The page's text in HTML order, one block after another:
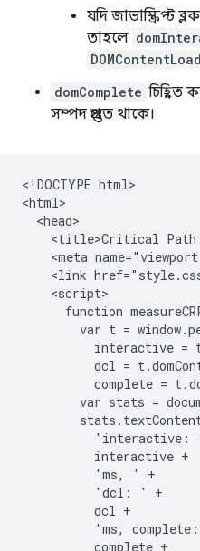
যদি জাভাস্ক্রিপ্ট
তাহলে
domComplete চিহ্নিত
সম্পদ প্রস্তুত থাকে।
<!DOCTYPE html>
<html>
  <head>
<title>Critical
<meta
<link
    <script>
function
var t =
interactive =
dcl =
complete =
var stats =
'interactive:
          interactive +
          'ms, ' +
          'dcl: ' +
          dcl +
'ms,
          complete +